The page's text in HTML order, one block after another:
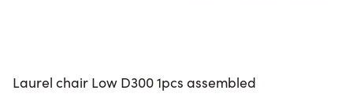
Laurel chair Low D300 1pcs assembled